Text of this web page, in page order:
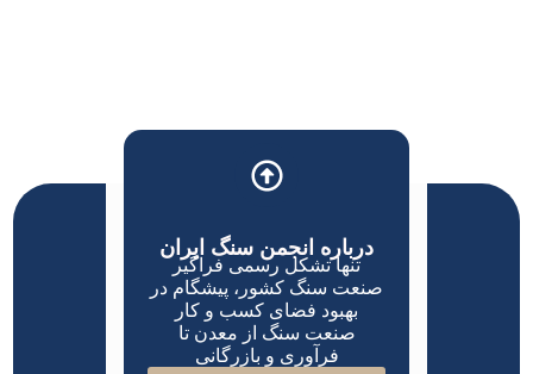
درباره انجمن سنگ ایران
تنها تشکل رسمی فراگیر
صنعت سنگ کشور، پیشگام در
بهبود فضای کسب و کار
صنعت سنگ از معدن تا
فرآوری و بازرگانی